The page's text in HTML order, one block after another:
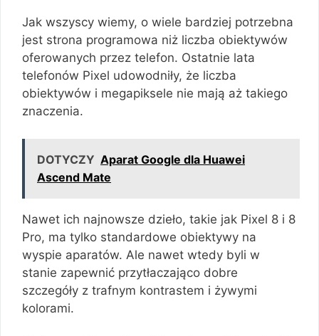
Jak wszyscy wiemy, o wiele bardziej potrzebna
jest strona programowa niż liczba obiektywów
oferowanych przez telefon. Ostatnie lata
telefonów Pixel udowodniły, że liczba
obiektywów i megapiksele nie mają aż takiego
znaczenia.
DOTYCZY Aparat Google dla Huawei
Ascend Mate
Nawet ich najnowsze dzieło, takie jak Pixel 8 i 8
Pro, ma tylko standardowe obiektywy na
wyspie aparatów. Ale nawet wtedy byli w
stanie zapewnić przytłaczająco dobre
szczegóły z trafnym kontrastem i żywymi
kolorami.